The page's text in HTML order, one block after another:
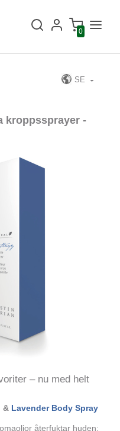
0
SE
kroppssprayer -
– nu med helt
& Lavender Body Spray
återfuktar huden: